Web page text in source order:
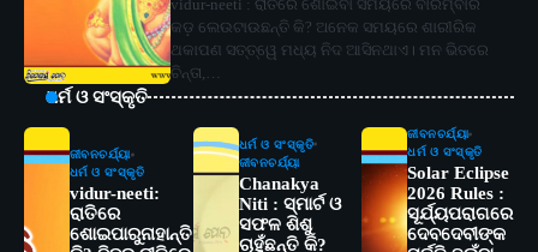
vidur-neeti : ରାତିରେ ଶୋଇବା ସମୟରେ ବାରମ୍ବାର
କଡ଼ ଲେଉଟାଉଛନ୍ତି କି? ଅନେକ ସମୟରେ ଶାରୀରିକ
ଥକାପଣ ସତ୍ତ୍ୱେ ମଧ୍ୟ ନିଦ ଆସିନଥାଏ। ମନ ଭିତରେ
ଚିନ୍ତା,…
ଧର୍ମ ଓ ସଂସ୍କୃତି
ଜୀବନଚର୍ଯ୍ୟା
ଧର୍ମ ଓ ସଂସ୍କୃତି
vidur-neeti:
ରାତିରେ
ଶୋଇପାରୁନାହାନ୍ତି
ଧର୍ମ ଓ ସଂସ୍କୃତି
ଜୀବନଚର୍ଯ୍ୟା
Chanakya
Niti : ସ୍ମାର୍ଟ ଓ
ସଫଳ ଶିଶୁ
ଚାହୁଁଛନ୍ତି କି?
ଜୀବନଚର୍ଯ୍ୟା
ଧର୍ମ ଓ ସଂସ୍କୃତି
Solar Eclipse
2026 Rules :
ସୂର୍ଯ୍ୟପରାଗରେ
ଦେବଦେବୀଙ୍କ
ସୋଆର ୨୦ତମ ପ୍ରତିଷ୍ଠା ଦିବସରେ